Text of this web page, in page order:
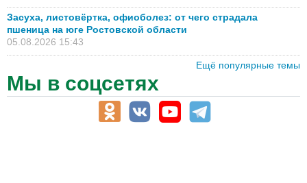
Засуха, листовёртка, офиоболез: от чего страдала
пшеница на юге Ростовской области
05.08.2026 15:43
Ещё популярные темы
Мы в соцсетях